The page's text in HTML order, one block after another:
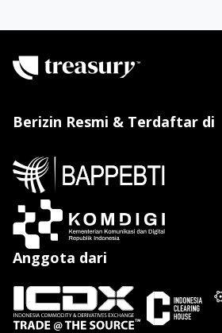
Berizin Resmi & Terdaftar di
Anggota dari